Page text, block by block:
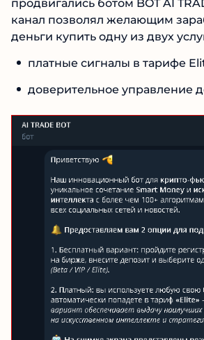
Платные услуги собственника
продвигались ботом BOT AI
канал позволял желающим
хорошие деньги купить одну из
доверительное управление